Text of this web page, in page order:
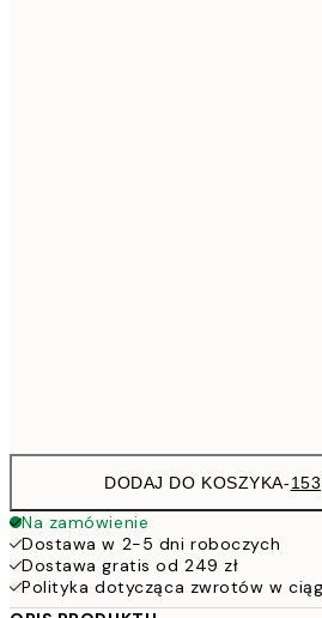
DODAJ DO KOSZYKA-
Na zamówienie
Dostawa w 2-5 dni roboczych
Dostawa gratis od 249 zł
Polityka dotycząca zwrotów w